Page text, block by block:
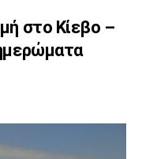
στο Κίεβο –